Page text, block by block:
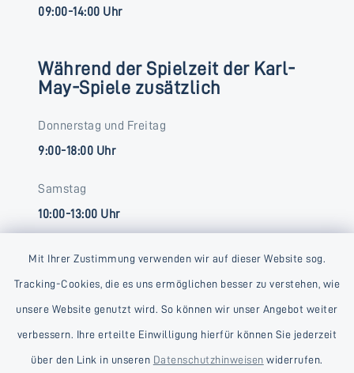
Mit Ihrer Zustimmung verwenden wir auf dieser Website sog.
Tracking-Cookies, die es uns ermöglichen besser zu verstehen, wie
unsere Website genutzt wird. So können wir unser Angebot weiter
verbessern. Ihre erteilte Einwilligung hierfür können Sie jederzeit
über den Link in unseren Datenschutzhinweisen widerrufen.
09:00-14:00 Uhr
Während der Spielzeit der Karl-
May-Spiele zusätzlich
Donnerstag und Freitag
9:00-18:00 Uhr
Samstag
10:00-13:00 Uhr
Kontakt